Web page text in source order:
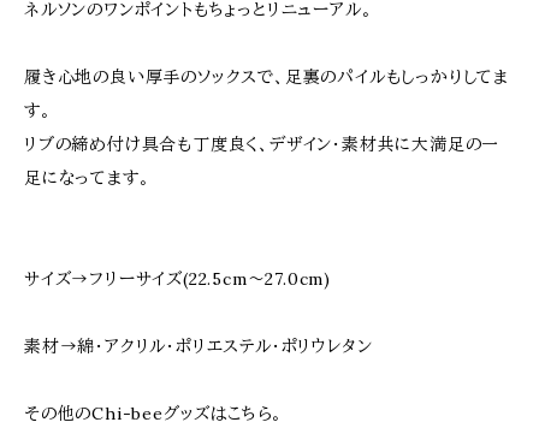
ネルソンのワンポイントもちょっとリニューアル。
履き心地の良い厚手のソックスで、足裏のパイルもしっかりしてま
す。
リブの締め付け具合も丁度良く、デザイン・素材共に大満足の一
足になってます。
サイズ→フリーサイズ(22.5cm〜27.0cm)
素材→綿・アクリル・ポリエステル・ポリウレタン
その他のChi-beeグッズはこちら。